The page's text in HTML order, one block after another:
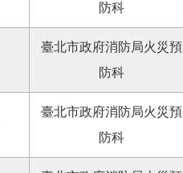
防科
臺北市政府消防局火災預
防科
臺北市政府消防局火災預
防科